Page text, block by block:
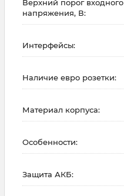
Верхний порог входного
напряжения, В:
Интерфейсы:
Наличие евро розетки:
Материал корпуса:
Особенности:
Защита АКБ: